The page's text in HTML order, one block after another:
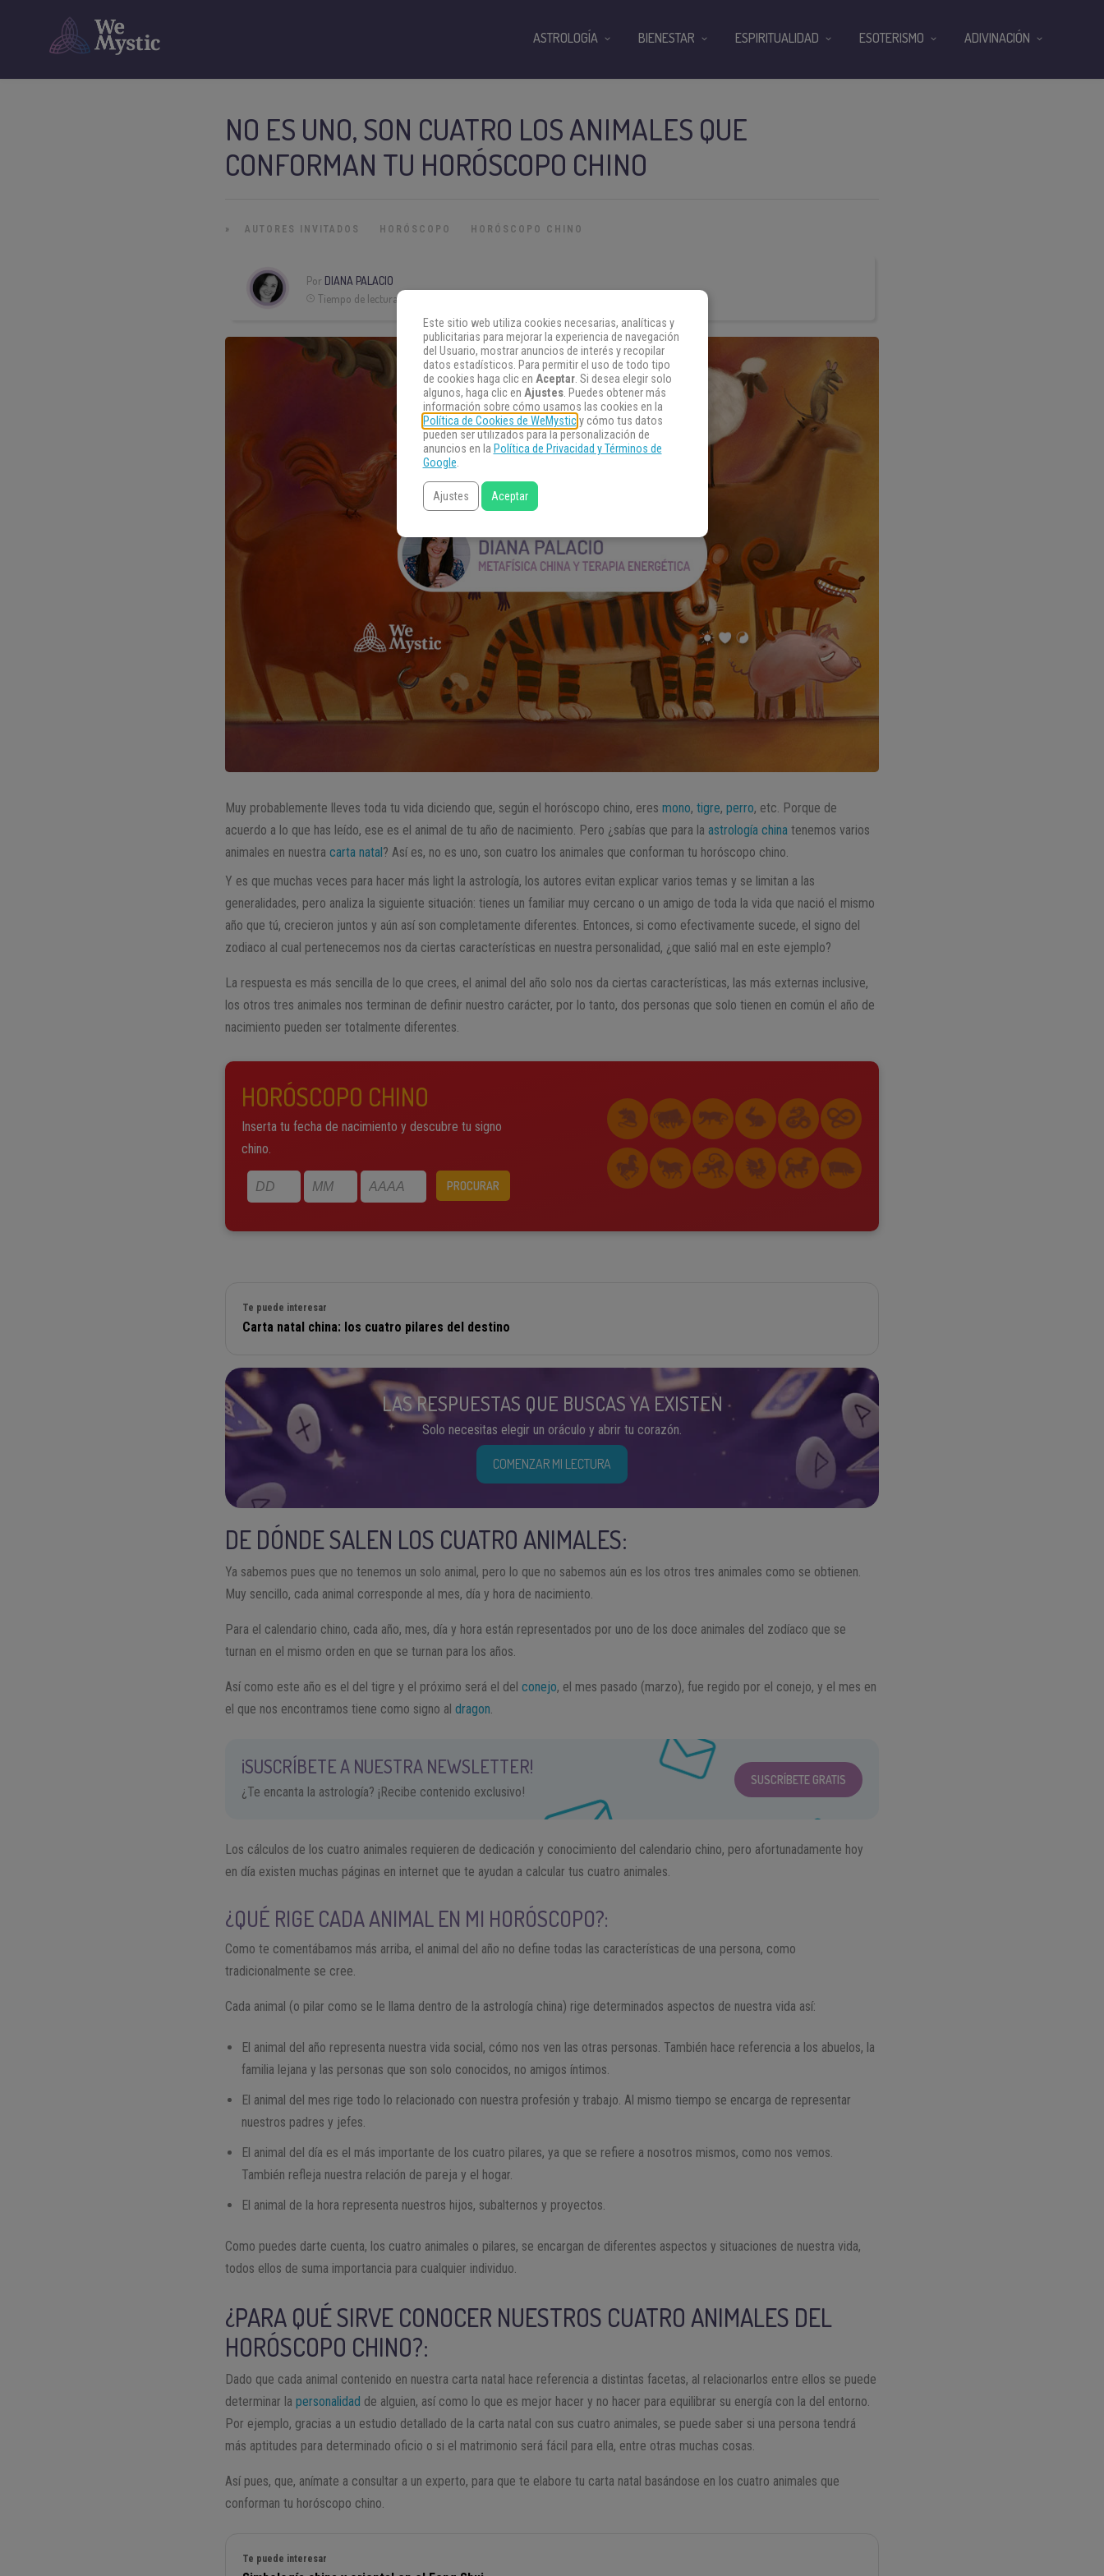
NO ES UNO, SON CUATRO LOS ANIMALES QUE
CONFORMAN TU HORÓSCOPO CHINO
» AUTORES INVITADOS HORÓSCOPO HORÓSCOPO CHINO
Por DIANA PALACIO
Tiempo de lectura:
Muy probablemente lleves toda tu vida diciendo que, según el horóscopo chino, eresmono,tigre,perro, etc. Porque de
acuerdo a lo que has leído, ese es el animal de tu año de nacimiento. Pero ¿sabías que para laastrología china tenemos varios
animales en nuestracarta natal ? Así es, no es uno, son cuatro los animales que conforman tu horóscopo chino.
Y es que muchas veces para hacer más light la astrología, los autores evitan explicar varios temas y se limitan a las
generalidades, pero analiza la siguiente situación: tienes un familiar muy cercano o un amigo de toda la vida que nació el mismo
año que tú, crecieron juntos y aún así son completamente diferentes. Entonces, si como efectivamente sucede, el signo del
zodiaco al cual pertenecemos nos da ciertas características en nuestra personalidad, ¿que salió mal en este ejemplo?
La respuesta es más sencilla de lo que crees, el animal del año solo nos da ciertas características, las más externas inclusive,
los otros tres animales nos terminan de definir nuestro carácter, por lo tanto, dos personas que solo tienen en común el año de
nacimiento pueden ser totalmente diferentes.
HORÓSCOPO CHINO
Inserta tu fecha de nacimiento y descubre tu signo
chino.
PROCURAR
Te puede interesar
Carta natal china: los cuatro pilares del destino
LAS RESPUESTAS QUE BUSCAS YA EXISTEN
Solo necesitas elegir un oráculo y abrir tu corazón.
COMENZAR MI LECTURA
DE DÓNDE SALEN LOS CUATRO ANIMALES:
Ya sabemos pues que no tenemos un solo animal, pero lo que no sabemos aún es los otros tres animales como se obtienen.
Muy sencillo, cada animal corresponde al mes, día y hora de nacimiento.
Para el calendario chino, cada año, mes, día y hora están representados por uno de los doce animales del zodíaco que se
turnan en el mismo orden en que se turnan para los años.
Así como este año es el del tigre y el próximo será el delconejo, el mes pasado (marzo), fue regido por el conejo, y el mes en
el que nos encontramos tiene como signo aldragon.
¡SUSCRÍBETE A NUESTRA NEWSLETTER!
¿Te encanta la astrología? ¡Recibe contenido exclusivo!
SUSCRÍBETE GRATIS
Los cálculos de los cuatro animales requieren de dedicación y conocimiento del calendario chino, pero afortunadamente hoy
en día existen muchas páginas en internet que te ayudan a calcular tus cuatro animales.
¿QUÉ RIGE CADA ANIMAL EN MI HORÓSCOPO?:
Como te comentábamos más arriba, el animal del año no define todas las características de una persona, como
tradicionalmente se cree.
Cada animal (o pilar como se le llama dentro de la astrología china) rige determinados aspectos de nuestra vida así:
El animal del año representa nuestra vida social, cómo nos ven las otras personas. También hace referencia a los abuelos, la
familia lejana y las personas que son solo conocidos, no amigos íntimos.
El animal del mes rige todo lo relacionado con nuestra profesión y trabajo. Al mismo tiempo se encarga de representar
nuestros padres y jefes.
El animal del día es el más importante de los cuatro pilares, ya que se refiere a nosotros mismos, como nos vemos.
También refleja nuestra relación de pareja y el hogar.
El animal de la hora representa nuestros hijos, subalternos y proyectos.
Como puedes darte cuenta, los cuatro animales o pilares, se encargan de diferentes aspectos y situaciones de nuestra vida,
todos ellos de suma importancia para cualquier individuo.
¿PARA QUÉ SIRVE CONOCER NUESTROS CUATRO ANIMALES DEL
HORÓSCOPO CHINO?:
Dado que cada animal contenido en nuestra carta natal hace referencia a distintas facetas, al relacionarlos entre ellos se puede
determinar lapersonalidad de alguien, así como lo que es mejor hacer y no hacer para equilibrar su energía con la del entorno.
Por ejemplo, gracias a un estudio detallado de la carta natal con sus cuatro animales, se puede saber si una persona tendrá
más aptitudes para determinado oficio o si el matrimonio será fácil para ella, entre otras muchas cosas.
Así pues, que, anímate a consultar a un experto, para que te elabore tu carta natal basándose en los cuatro animales que
conforman tu horóscopo chino.
Te puede interesar
ASTROLOGÍA BIENESTAR ESPIRITUALIDAD ESOTERISMO ADIVINACIÓN
Este sitio web utiliza cookies necesarias, analíticas y
publicitarias para mejorar la experiencia de navegación
del Usuario, mostrar anuncios de interés y recopilar
datos estadísticos. Para permitir el uso de todo tipo
de cookies haga clic en Aceptar. Si desea elegir solo
algunos, haga clic en Ajustes. Puedes obtener más
información sobre cómo usamos las cookies en la
Política de Cookies de WeMysticy cómo tus datos
pueden ser utilizados para la personalización de
anuncios en la Política de Privacidad y Términos de
Google.
Ajustes Aceptar